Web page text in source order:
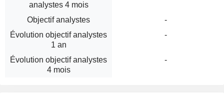
analystes 4 mois
Objectif analystes
-
Évolution objectif analystes
1 an
-
Évolution objectif analystes
4 mois
-